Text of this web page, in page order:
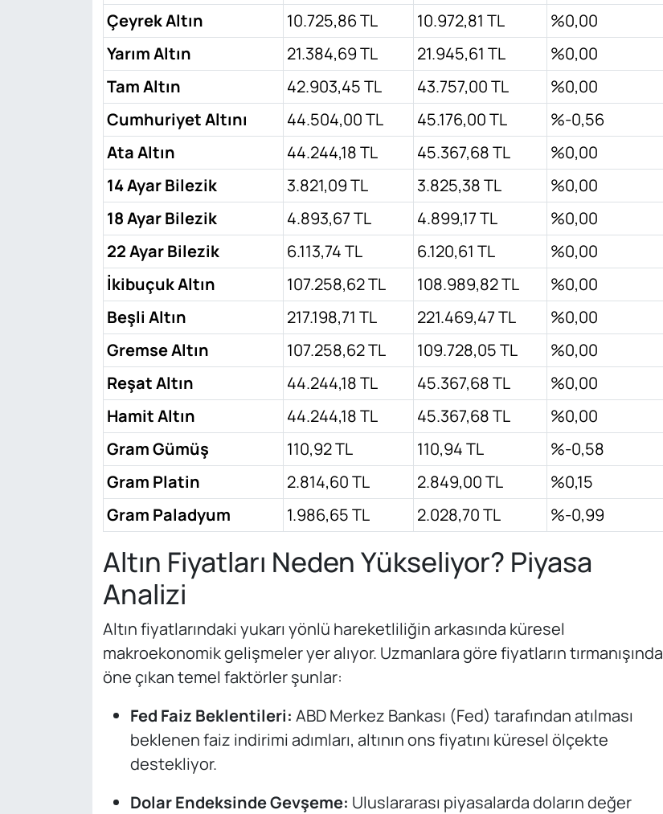
Çeyrek Altın
10.725,86 TL 10.972,81 TL
%0,00
Yarım Altın
21.384,69 TL 21.945,61 TL
%0,00
Tam Altın
42.903,45 TL 43.757,00 TL
%0,00
Cumhuriyet Altını
44.504,00 TL 45.176,00 TL
%-0,56
Ata Altın
44.244,18 TL 45.367,68 TL
%0,00
14 Ayar Bilezik
3.821,09 TL 3.825,38 TL
%0,00
18 Ayar Bilezik
4.893,67 TL 4.899,17 TL
%0,00
22 Ayar Bilezik
6.113,74 TL 6.120,61 TL
%0,00
İkibuçuk Altın
107.258,62 TL 108.989,82 TL
%0,00
Beşli Altın
217.198,71 TL 221.469,47 TL
%0,00
Gremse Altın
107.258,62 TL 109.728,05 TL
%0,00
Reşat Altın
44.244,18 TL 45.367,68 TL
%0,00
Hamit Altın
44.244,18 TL 45.367,68 TL
%0,00
Gram Gümüş
110,92 TL 110,94 TL
%-0,58
Gram Platin
2.814,60 TL 2.849,00 TL
%0,15
Gram Paladyum
1.986,65 TL 2.028,70 TL %-0,99
Altın Fiyatları Neden Yükseliyor? Piyasa
Analizi
Altın fiyatlarındaki yukarı yönlü hareketliliğin arkasında küresel
makroekonomik gelişmeler yer alıyor. Uzmanlara göre fiyatların tırmanışında
öne çıkan temel faktörler şunlar:
Fed Faiz Beklentileri: ABD Merkez Bankası (Fed) tarafından atılması
beklenen faiz indirimi adımları, altının ons fiyatını küresel ölçekte
destekliyor.
Dolar Endeksinde Gevşeme: Uluslararası piyasalarda doların değer